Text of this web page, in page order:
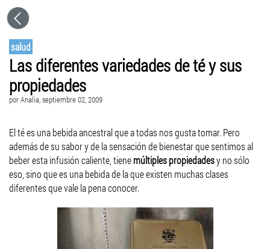
salud
Las diferentes variedades de té y sus
propiedades
porAnalia, septiembre 02, 2009
El té es una bebida ancestral que a todas nos gusta tomar. Pero
además de su sabor y de la sensación de bienestar que sentimos al
beber esta infusión caliente, tienemúltiples propiedadesy no sólo
eso, sino que es una bebida de la que existen muchas clases
diferentes que vale la pena conocer.